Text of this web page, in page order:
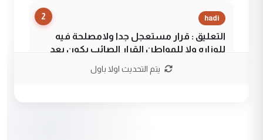
2 hadi
التعليق : قرار مستعجل جدا ولامصلحة فيه
للوزاره ولا للمواطن القرار الصائب يكون بعد
يتم التحديث اولا باول